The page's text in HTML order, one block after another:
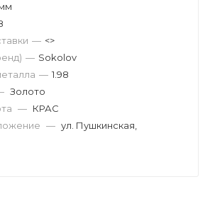
— 1.98
— Sokolov
— <>
Золото
— КРАС
— ул. Пушкинская,